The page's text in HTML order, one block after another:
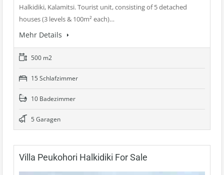
Halkidiki, Kalamitsi. Tourist unit, consisting of 5 detached
houses (3 levels & 100m² each)…
Mehr Details
500 m2
15 Schlafzimmer
10 Badezimmer
5 Garagen
Villa Peukohori Halkidiki For Sale